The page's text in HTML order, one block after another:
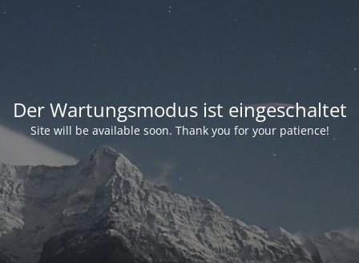
Der Wartungsmodus ist eingeschaltet
Site will be available soon. Thank you for your patience!